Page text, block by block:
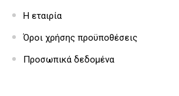
Η εταιρία
Όροι χρήσης προϋποθέσεις
Προσωπικά δεδομένα